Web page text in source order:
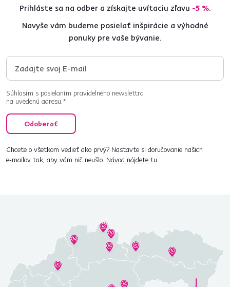
Prihláste sa na odber a získajte uvítaciu zľavu -5 %.
Navyše vám budeme posielať inšpirácie a výhodné
ponuky pre vaše bývanie.
Súhlasím s posielaním pravidelného newslettra
na uvedenú adresu.*
Odoberať
Chcete o všetkom vedieť ako prvý? Nastavte si doručovanie našich
e‑mailov tak, aby vám nič neušlo. Návod nájdete tu.